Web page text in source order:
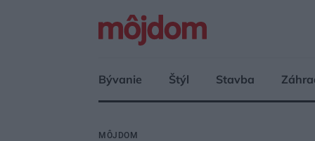
Bývanie Štýl Stavba
MÔJDOM